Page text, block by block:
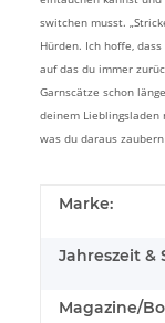
switchen musst.
Hürden. Ich hoffe,
auf das du immer
Garnscätze schon
deinem Lieblingsladen
was du daraus
Wert
Marke:
Jahreszeit &
Magazine/